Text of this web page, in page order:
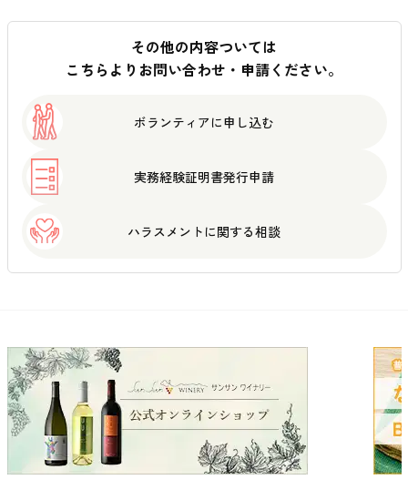
その他の内容ついては
こちらよりお問い合わせ・申請ください。
ボランティアに申し込む
実務経験証明書発行申請
ハラスメントに関する相談